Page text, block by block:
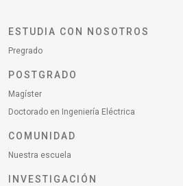
ESTUDIA CON NOSOTROS
Pregrado
POSTGRADO
Magíster
Doctorado en Ingeniería Eléctrica
COMUNIDAD
Nuestra escuela
INVESTIGACIÓN